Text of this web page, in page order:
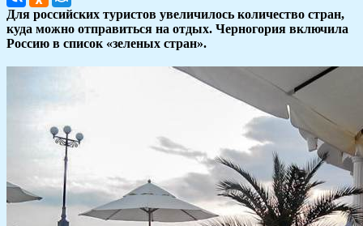
Для российских туристов увеличилось количество стран,
куда можно отправиться на отдых. Черногория включила
Россию в список «зеленых стран».